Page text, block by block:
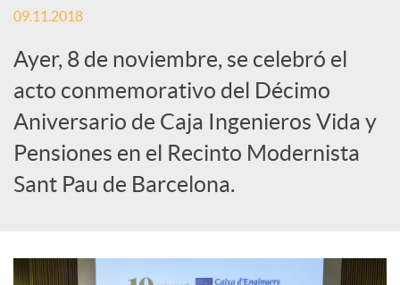
c
a
d
o
r
09.11.2018
Ayer, 8 de noviembre, se celebró el
acto conmemorativo del Décimo
Aniversario de Caja Ingenieros Vida y
Pensiones en el Recinto Modernista
Sant Pau de Barcelona.